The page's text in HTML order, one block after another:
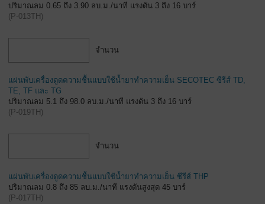
ปริมาณลม 0.65 ถึง 3.90 ลบ.ม./นาที แรงดัน 3 ถึง 16 บาร์
(P-013TH )
จำนวน
แผ่นพับเครื่องดูดความชื้นแบบใช้น้ำยาทำความเย็น SECOTEC ซีรีส์ TD,
TE, TF และ TG
ปริมาณลม 5.1 ถึง 98.0 ลบ.ม./นาที แรงดัน 3 ถึง 16 บาร์
(P-019TH )
จำนวน
แผ่นพับเครื่องดูดความชื้นแบบใช้น้ำยาทำความเย็น ซีรีส์ THP
ปริมาณลม 0.8 ถึง 85 ลบ.ม./นาที แรงดันสูงสุด 45 บาร์
(P-017TH)